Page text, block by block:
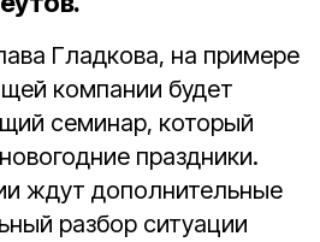
Гладкова, на примере
компании будет
семинар, который
праздники.
ждут дополнительные
разбор ситуации